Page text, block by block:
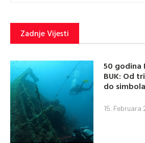
Zadnje Vijesti
50 godina
BUK: Od
do
15. Februara